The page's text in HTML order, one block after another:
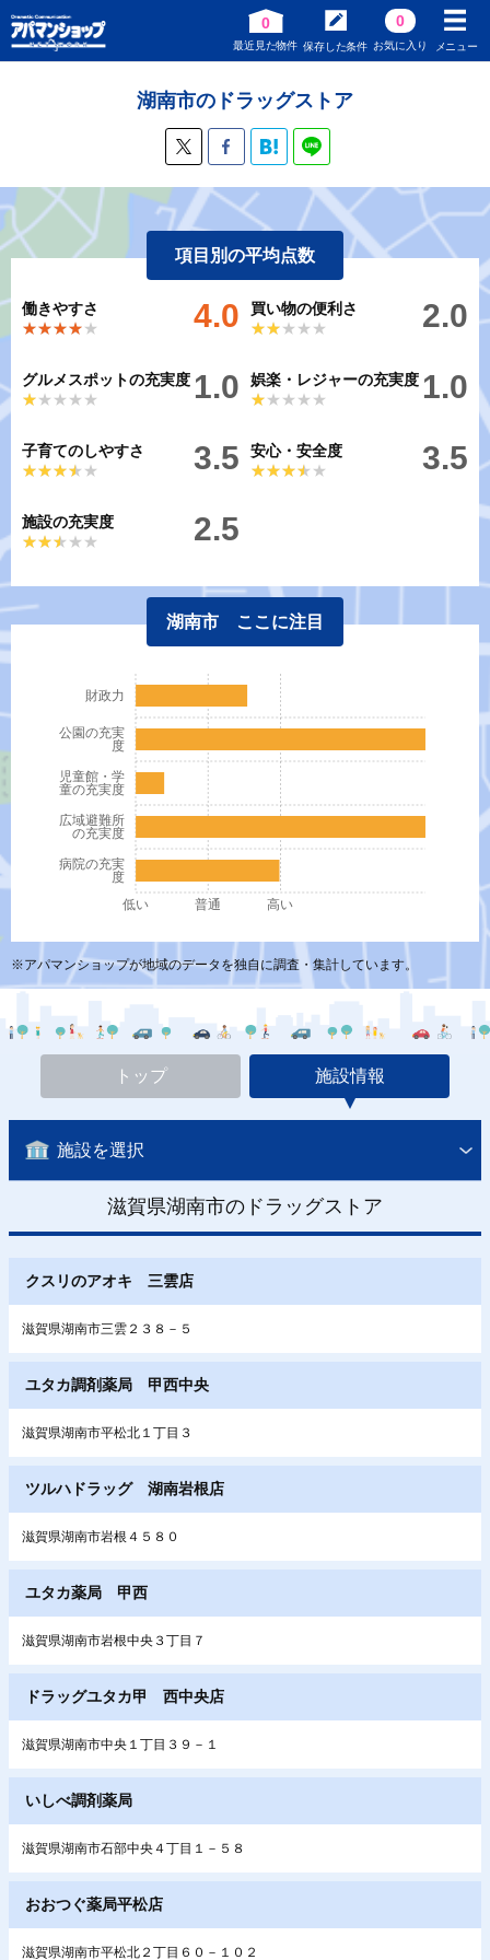
0
最近見た物件 保存した条件
0
お気に入り メニュー
湖南市のドラッグストア
項目別の平均点数
働きやすさ
★★★★★
★★★★★ 4.0
買い物の便利さ
★★★★★
★★★★★ 2.0
グルメスポットの充実度
★★★★★
★★★★★ 1.0
娯楽・レジャーの充実度
★★★★★
★★★★★ 1.0
子育てのしやすさ
★★★★★
★★★★★ 3.5
安心・安全度
★★★★★
★★★★★ 3.5
施設の充実度
★★★★★
★★★★★ 2.5
湖南市 ここに注目
病院の充実
度
広域避難所
の充実度
児童館・学
童の充実度
公園の充実
度
財政力
低い 普通 高い
※アパマンショップが地域のデータを独自に調査・集計しています。
トップ 施設情報
施設を選択
滋賀県湖南市のドラッグストア
クスリのアオキ 三雲店
滋賀県湖南市三雲２３８－５
ユタカ調剤薬局 甲西中央
滋賀県湖南市平松北１丁目３
ツルハドラッグ 湖南岩根店
滋賀県湖南市岩根４５８０
ユタカ薬局 甲西
滋賀県湖南市岩根中央３丁目７
ドラッグユタカ甲 西中央店
滋賀県湖南市中央１丁目３９－１
いしべ調剤薬局
滋賀県湖南市石部中央４丁目１－５８
おおつぐ薬局平松店
滋賀県湖南市平松北２丁目６０－１０２